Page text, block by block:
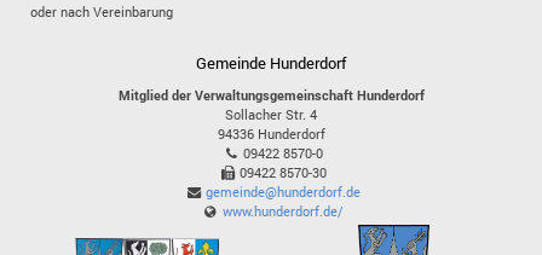
oder nach Vereinbarung
Gemeinde Hunderdorf
Mitglied der Verwaltungsgemeinschaft Hunderdorf
Sollacher Str. 4
94336 Hunderdorf
09422 8570-0
09422 8570-30
gemeinde@hunderdorf.de
www.hunderdorf.de/